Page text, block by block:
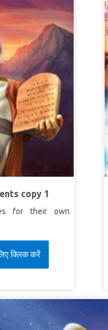
copy 1
for their own
क्लिक करें